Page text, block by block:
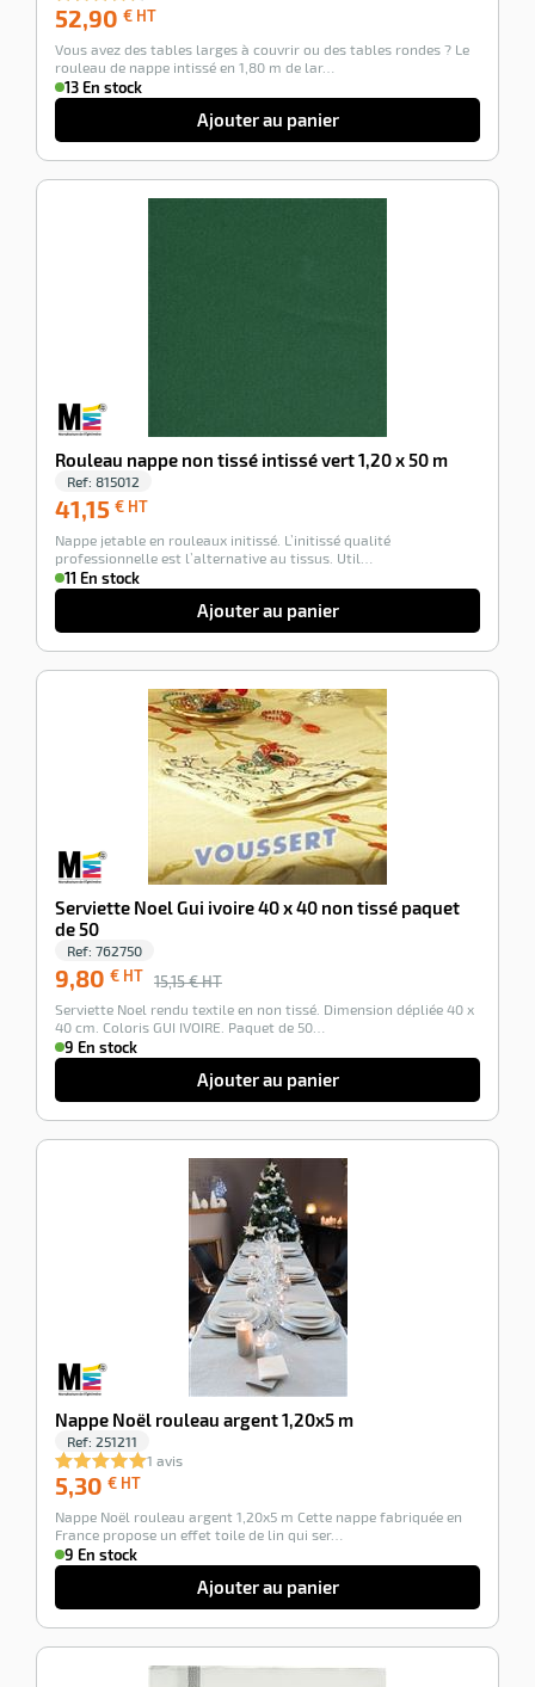
52,90 € HT
HT
Vous avez des tables larges à couvrir ou des tables rondes ? Le
rouleau de nappe intissé en 1,80 m de lar…
13 En stock
Ajouter au panier
Rouleau nappe non tissé intissé vert 1,20 x 50 m
Ref: 815012
41,15 € HT
HT
Nappe jetable en rouleaux initissé. L’initissé qualité
professionnelle est l’alternative au tissus. Util…
11 En stock
Ajouter au panier
Serviette Noel Gui ivoire 40 x 40 non tissé paquet
de 50
Ref: 762750
9,80 € HT 15,15 € HT
Serviette Noel rendu textile en non tissé. Dimension dépliée 40 x
40 cm. Coloris GUI IVOIRE. Paquet de 50…
9 En stock
Ajouter au panier
Nappe Noël rouleau argent 1,20x5 m
Ref: 251211
1 avis
5,30 € HT
HT
Nappe Noël rouleau argent 1,20x5 m Cette nappe fabriquée en
France propose un effet toile de lin qui ser…
9 En stock
Ajouter au panier